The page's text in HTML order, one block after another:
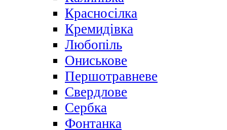
Красносілка
Кремидівка
Любопіль
Ониськове
Першотравневе
Свердлове
Сербка
Фонтанка